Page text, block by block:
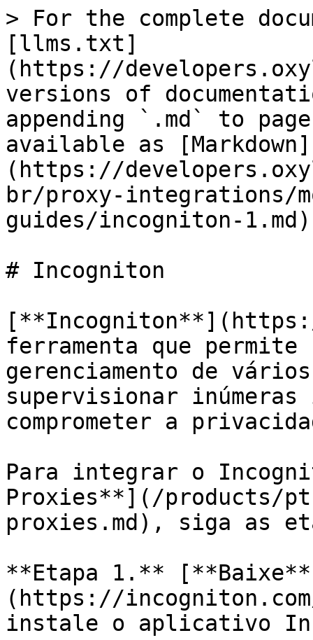
> For the complete
[llms.txt]
(https://
versions of
appending `.md` to
available as [Markdown]
(https://
br/proxy-integrations/
guides/incogniton-
# Incogniton
ferramenta que permite
gerenciamento de
supervisionar
comprometer a
Para integrar o
Proxies**](/products/
proxies.md), siga as
**Etapa 1.**
(https://
instale o aplicativo